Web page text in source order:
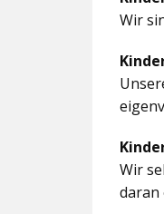
Wir
Wir
daran